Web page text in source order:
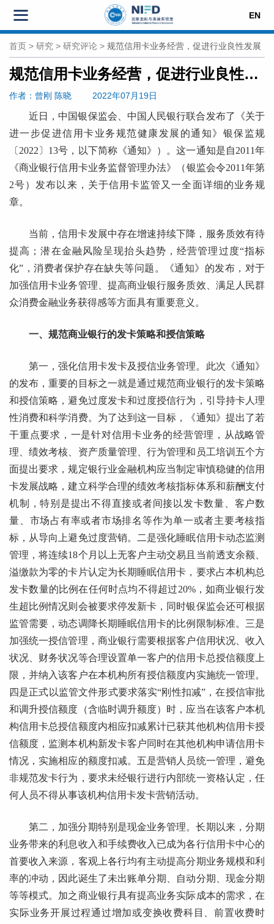
EN
首页 > 研究 > 研究评论 > 规范信用卡业务经营，促进行业良性发展
规范信用卡业务经营，促进行业良性发展
作者 ：曾刚 陈晓 2022年07月19日
近日，中国银保监会、中国人民银行联合发布了《关于
进一步促进信用卡业务规范健康发展的通知》银保监规
〔2022〕13号，以下简称《通知》）。这一通知是自2011年
《商业银行信用卡业务监督管理办法》（银监会令2011年第
2号）发布以来，关于信用卡监管又一全面详细的业务规
章。
当前，信用卡发展中存在增速持续下降，服务质效有待
提高；潜在金融风险呈现抬头趋势，经营管理过度“指标
化”，消费者保护存在缺失等问题。《通知》的发布，对于
加强信用卡业务管理、提高商业银行服务质效、满足人民群
众消费金融业务获得感等方面具有重要意义。
一、规范商业银行的发卡策略和授信策略
第一，强化信用卡发卡及授信业务管理。此次《通知》
的发布，重要的目标之一就是通过规范商业银行的发卡策略
和授信策略，避免过度发卡和过度授信行为，引导持卡人理
性消费和科学消费。为了达到这一目标，《通知》提出了若
干重点要求，一是针对信用卡业务的经营管理，从战略管
理、绩效考核、资产质量管理、行为管理和员工培训五个方
面提出要求，规定银行业金融机构应当制定审慎稳健的信用
卡发展战略，建立科学合理的绩效考核指标体系和薪酬支付
机制，特别是提出不得直接或者间接以发卡数量、客户数
量、市场占有率或者市场排名等作为单一或者主要考核指
标，从导向上避免过度营销。二是强化睡眠信用卡动态监测
管理，将连续18个月以上无客户主动交易且当前透支余额、
溢缴款为零的卡片认定为长期睡眠信用卡，要求占本机构总
发卡数量的比例在任何时点均不得超过20%，如商业银行发
生超比例情况则会被要求停发新卡，同时银保监会还可根据
监管需要，动态调降长期睡眠信用卡的比例限制标准。三是
加强统一授信管理，商业银行需要根据客户信用状况、收入
状况、财务状况等合理设置单一客户的信用卡总授信额度上
限，并纳入该客户在本机构所有授信额度内实施统一管理。
四是正式以监管文件形式要求落实“刚性扣减”，在授信审批
和调升授信额度（含临时调升额度）时，应当在该客户本机
构信用卡总授信额度内相应扣减累计已获其他机构信用卡授
信额度，监测本机构新发卡客户同时在其他机构申请信用卡
情况，实施相应的额度扣减。五是营销人员统一管理，避免
非规范发卡行为，要求未经银行进行内部统一资格认定，任
何人员不得从事该机构信用卡发卡营销活动。
第二，加强分期特别是现金业务管理。长期以来，分期
业务带来的利息收入和手续费收入已成为各行信用卡中心的
首要收入来源，客观上各行均有主动提高分期业务规模和利
率的冲动，因此诞生了未出账单分期、自动分期、现金分期
等等模式。加之商业银行具有提高业务实际成本的需求，在
实际业务开展过程通过增加或变换收费科目、前置收费时